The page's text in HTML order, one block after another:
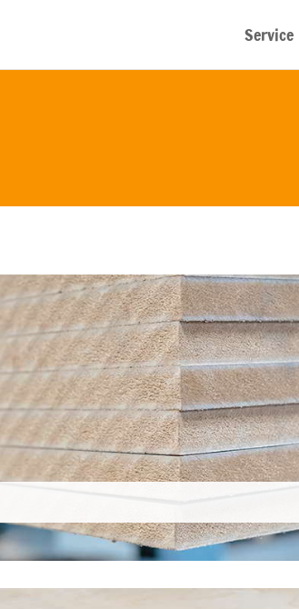
Service
Maße in cm
Stärken in mm
280/207
19/22/28/38
Vorrätige Lagerware